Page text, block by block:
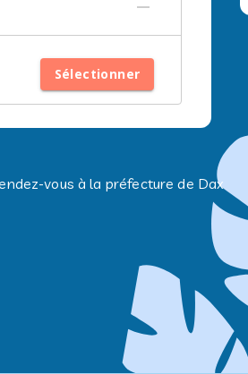
Sélectionner
vous à la préfecture de Dax